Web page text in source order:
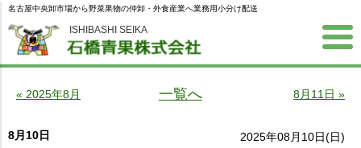
ISHIBASHI SEIKA
名古屋中央卸市場から野菜果物の仲卸・外食産業へ業務用小分け配送
« 2025年8月 一覧へ 8月11日 »
8月10日
2025年08月10日(日)